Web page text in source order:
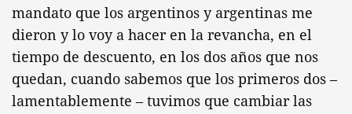
mandato que los argentinos y argentinas me
dieron y lo voy a hacer en la revancha, en el
tiempo de descuento, en los dos años que nos
quedan, cuando sabemos que los primeros dos –
lamentablemente – tuvimos que cambiar las